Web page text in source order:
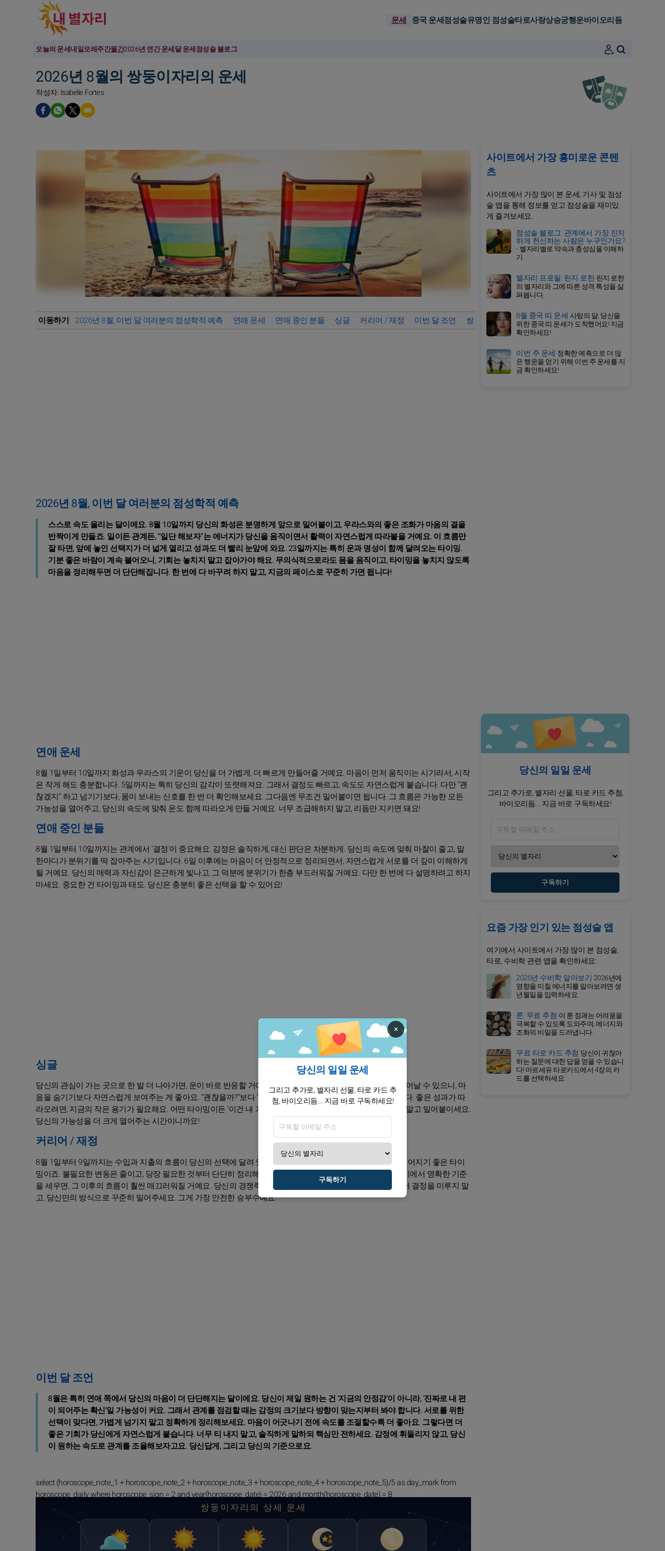
운세 중국 운세점성술유명인 점성술타로사랑상승궁행운바이오리듬
오늘의 운세내일모레주간월간2026년 연간 운세달 운세점성술 블로그
2026년 8월의 쌍둥이자리의 운세
작성자: Isabelle Fortes
이동하기 2026년 8월, 이번 달 여러분의 점성학적 예측 연애 운세 연애 중인 분들 싱글 커리어 / 재정 이번 달 조언 쌍둥이자리의 상세 운세 2026년 9월 각 별자리 운세 바
2026년 8월, 이번 달 여러분의 점성학적 예측
스스로 속도 올리는 달이에요. 8월 10일까지 당신의 화성은 분명하게 앞으로 밀어붙이고, 우라스와의 좋은 조화가 마음의 결을
반짝이게 만들죠. 일이든 관계든, “일단 해보자”는 에너지가 당신을 움직이면서 활력이 자연스럽게 따라붙을 거예요. 이 흐름만
잘 타면, 앞에 놓인 선택지가 더 넓게 열리고 성과도 더 빨리 눈앞에 와요. 23일까지는 특히 운과 명성이 함께 달려오는 타이밍.
기분 좋은 바람이 계속 불어오니, 기회는 놓치지 말고 잡아가야 해요. 무의식적으로라도 몸을 움직이고, 타이밍을 놓치지 않도록
마음을 정리해두면 더 단단해집니다. 한 번에 다 바꾸려 하지 말고, 지금의 페이스로 꾸준히 가면 됩니다!
연애 운세
8월 1일부터 10일까지 화성과 우라스의 기운이 당신을 더 가볍게, 더 빠르게 만들어줄 거예요. 마음이 먼저 움직이는 시기라서, 시작
은 작게 해도 충분합니다. 5일까지는 특히 당신의 감각이 또렷해져요. 그래서 결정도 빠르고, 속도도 자연스럽게 붙습니다. 다만 “괜
찮겠지” 하고 넘기기보다, 몸이 보내는 신호를 한 번 더 확인해보세요. 그다음엔 무조건 밀어붙이면 됩니다. 그 흐름은 가능한 모든
가능성을 열어주고, 당신의 속도에 맞춰 운도 함께 따라오게 만들 거예요. 너무 조급해하지 말고, 리듬만 지키면 돼요!
연애 중인 분들
8월 1일부터 10일까지는 관계에서 ‘결정’이 중요해요. 감정은 솔직하게, 대신 판단은 차분하게. 당신의 속도에 맞춰 마찰이 줄고, 말
한마디가 분위기를 딱 잡아주는 시기입니다. 6일 이후에는 마음이 더 안정적으로 정리되면서, 자연스럽게 서로를 더 깊이 이해하게
될 거예요. 당신의 매력과 자신감이 은근하게 빛나고, 그 덕분에 분위기가 한층 부드러워질 거예요. 다만 한 번에 다 설명하려고 하지
마세요. 중요한 건 타이밍과 태도. 당신은 충분히 좋은 선택을 할 수 있어요!
싱글
당신의 관심이 가는 곳으로 한 발 더 나아가면, 운이 바로 반응할 거예요. 특히 당신의 선택을 기다리는 시선이 늘어날 수 있으니, 마
음을 숨기기보다 자연스럽게 보여주는 게 좋아요. “괜찮을까?”보다 “해볼까?”로 마음을 바꾸는 순간, 길이 생깁니다. 좋은 성과가 따
라오려면, 지금의 작은 용기가 필요해요. 어떤 타이밍이든 ‘이건 내 거야’라고 느끼는 순간이 오면, 그때는 멈추지 말고 밀어붙이세요.
당신의 가능성을 더 크게 열어주는 시간이니까요!
커리어 / 재정
8월 1일부터 9일까지는 수입과 지출의 흐름이 당신의 선택에 달려 있어요. 지금 당신이 고른 방향이 곧 결과로 이어지기 좋은 타이
밍이죠. 불필요한 변동은 줄이고, 당장 필요한 것부터 단단히 정리해두면 마음도 안정됩니다. 특히 첫 번째 디데이에서 명확한 기준
을 세우면, 그 이후의 흐름이 훨씬 매끄러워질 거예요. 당신의 경쟁력은 당신이 믿는 방식대로 자라납니다. 그래서 결정을 미루지 말
고, 당신만의 방식으로 꾸준히 밀어주세요. 그게 가장 안전한 승부수예요.
이번 달 조언
8월은 특히 연애 쪽에서 당신의 마음이 더 단단해지는 달이에요. 당신이 제일 원하는 건 ‘지금의 안정감’이 아니라, ‘진짜로 내 편
이 되어주는 확신’일 가능성이 커요. 그래서 관계를 점검할 때는 감정의 크기보다 방향이 맞는지부터 봐야 합니다. 서로를 위한
선택이 맞다면, 가볍게 넘기지 말고 정확하게 정리해보세요. 마음이 어긋나기 전에 속도를 조절할수록 더 좋아요. 그렇다면 더
좋은 기회가 당신에게 자연스럽게 붙습니다. 너무 티 내지 말고, 솔직하게 말하되 핵심만 전하세요. 감정에 휘둘리지 않고, 당신
이 원하는 속도로 관계를 조율해보자고요. 당신답게, 그리고 당신의 기준으로요.
select (horoscope_note_1 + horoscope_note_2 + horoscope_note_3 + horoscope_note_4 + horoscope_note_5)/5 as day_mark from
horoscope_daily where horoscope_sign = 2 and year(horoscope_date) = 2026 and month(horoscope_date) = 8
쌍둥이자리의 상세 운세
사이트에서 가장 흥미로운 콘텐
츠
사이트에서 가장 많이 본 운세, 기사 및 점성
술 앱을 통해 정보를 얻고 점성술을 재미있
게 즐겨보세요.
점성술 블로그: 관계에서 가장 진지
하게 헌신하는 사람은 누구인가요?
-별자리별로 약속과 충성심을 이해하
기
별자리 프로필: 린지 로한린지 로한
의 별자리와 그에 따른 성격 특성을 살
펴봅니다.
8월 중국 띠 운세 사랑의 달, 당신을
위한 중국 띠 운세가 도착했어요! 지금
확인하세요!
이번 주 운세 정확한 예측으로 더 많
은 행운을 얻기 위해 이번 주 운세를 지
금 확인하세요!
당신의 일일 운세
그리고 추가로, 별자리 선물, 타로 카드 추첨,
바이오리듬... 지금 바로 구독하세요!
구독하기
요즘 가장 인기 있는 점성술 앱
여기에서 사이트에서 가장 많이 본 점성술,
타로, 수비학 관련 앱을 확인하세요:
2026년 수비학 알아보기 2026년에
영향을 미칠 에너지를 알아보려면 생
년월일을 입력하세요
룬: 무료 추첨 이 룬 점괘는 어려움을
극복할 수 있도록 도와주며, 에너지와
조화의 비밀을 드러냅니다.
무료 타로 카드 추첨 당신이 귀찮아
하는 질문에 대한 답을 얻을 수 있습니
다! 마르세유 타로카드에서 4장의 카
드를 선택하세요.
×
당신의 일일 운세
그리고 추가로, 별자리 선물, 타로 카드 추
첨, 바이오리듬... 지금 바로 구독하세요!
구독하기